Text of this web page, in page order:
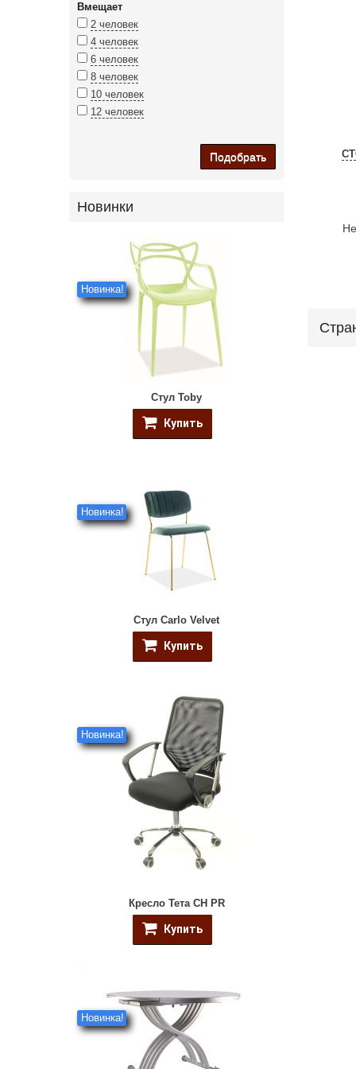
Вмещает
2 человек
4 человек
6 человек
8 человек
10 человек
12 человек
Подобрать
Новинки
Новинка!
Стул Toby
Купить
Новинка!
Стул Carlo Velvet
Купить
Новинка!
Кресло Тета CH PR
Купить
Новинка!